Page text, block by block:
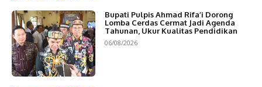
Bupati Pulpis Ahmad Rifa’i Dorong
Lomba Cerdas Cermat Jadi Agenda
Tahunan, Ukur Kualitas Pendidikan
06/08/2026